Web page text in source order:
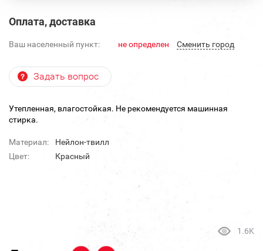
Оплата, доставка
Ваш населенный пункт: не определен Cменить город
Задать вопрос
Утепленная, влагостойкая. Не рекомендуется машинная
стирка.
Материал:
Нейлон-твилл
Цвет:
Красный
1.6K